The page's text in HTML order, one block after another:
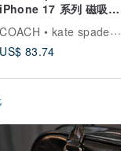
iPhone 17 系列 磁吸防
摔手機殼 皇室藍
COACH • kate spade 數位精品
US$ 83.74